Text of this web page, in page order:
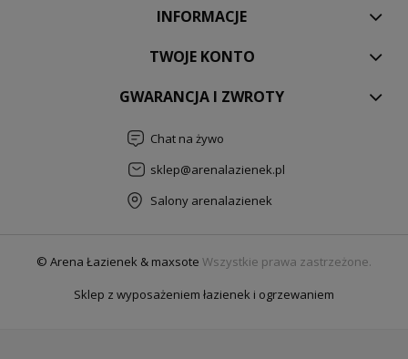
INFORMACJE
TWOJE KONTO
GWARANCJA I ZWROTY
Chat na żywo
sklep@arenalazienek.pl
Salony arenalazienek
© Arena Łazienek & maxsote Wszystkie prawa zastrzeżone.
Sklep z wyposażeniem łazienek i ogrzewaniem